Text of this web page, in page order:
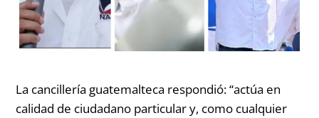
La cancillería guatemalteca respondió: “actúa en
calidad de ciudadano particular y, como cualquier